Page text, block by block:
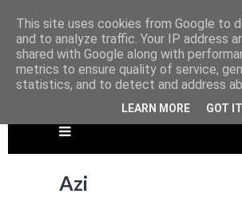
Azi
This site uses cookies from Google to
and to analyze traffic. Your IP address
shared with Google along with
metrics to ensure quality of service,
statistics, and to detect and address
LEARN MORE GOT IT